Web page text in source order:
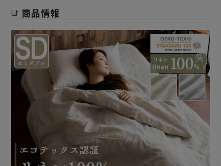
その厳しい基準をクリアした製品に付けられる安心安全の規
◆ご自宅の洗濯機で丸洗いが可能なので、いつでも清潔にご
使用頂けます。
商品情報